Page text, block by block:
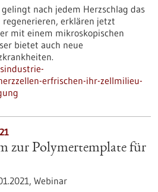
nach jedem Herzschlag das
erklären jetzt
mit einem mikroskopischen
bietet auch neue
erfrischen-ihr-zellmilieu-
zur Polymertemplate für
Webinar